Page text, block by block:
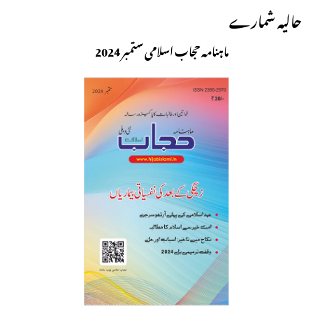
حالیہ شمارے
ماہنامہ حجاب اسلامی ستمبر 2024